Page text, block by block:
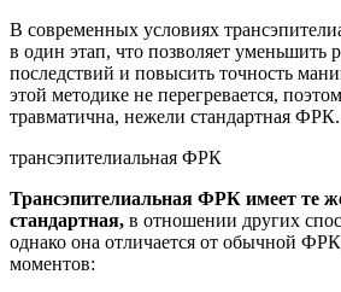
В современных условиях
в один этап, что позволяет уменьшить
последствий и повысить точность
этой методике не перегревается,
травматична, нежели стандартная ФРК.
трансэпителиальная ФРК
Трансэпителиальная ФРК имеет те
стандартная, в отношении других
однако она отличается от обычной
моментов: